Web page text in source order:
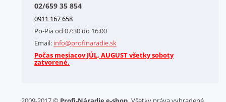
Letáky na stiahnutie
GDPR-Informácie o spracovaní osobných údajov HQ Tools, spol. s r. o.
02/659 35 854
0911 167 658
Po-Pia od 07:30 do 16:00
Email: info@profinaradie.sk
Počas mesiacov JÚL, AUGUST všetky soboty
zatvorené.